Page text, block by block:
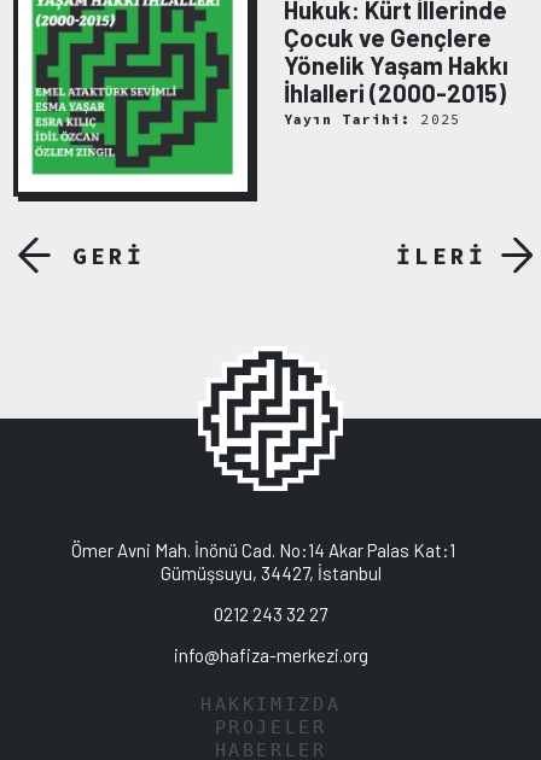
GERİ
Hukuk: Kürt İllerinde
Çocuk ve Gençlere
Yönelik Yaşam Hakkı
İhlalleri (2000-2015)
Yayın Tarihi: 2025
İLERİ
Ömer Avni Mah. İnönü Cad. No:14 Akar Palas Kat:1
Gümüşsuyu, 34427, İstanbul
0212 243 32 27
info@hafiza-merkezi.org
HAKKIMIZDA
PROJELER
HABERLER